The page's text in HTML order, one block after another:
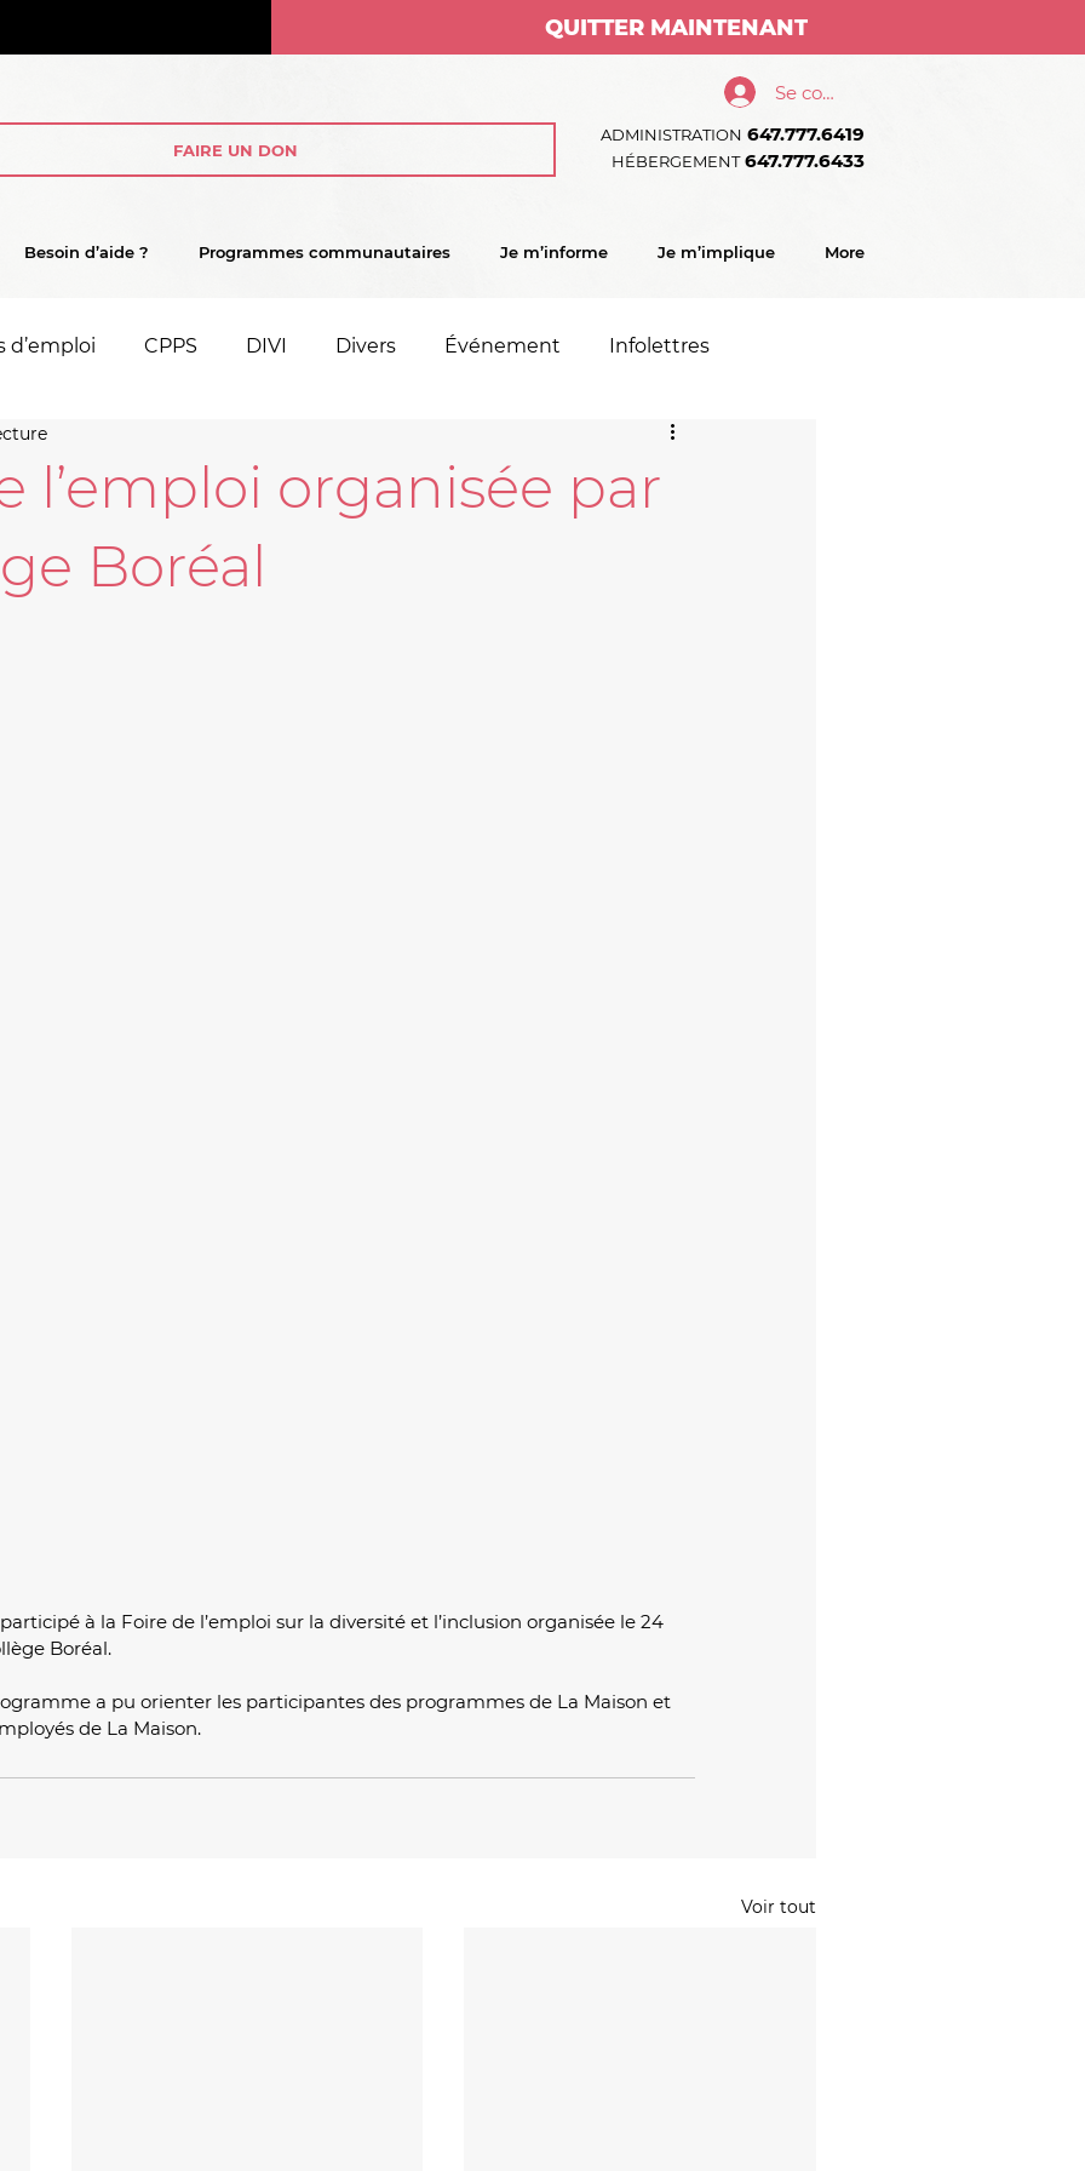
QUITTER MAINTENANT
FAIRE UN DON
ADMINISTRATION 647.777.6419
HÉBERGEMENT 647.777.6433
Besoin d’aide ? Programmes communautaires Je m’informe Je m’implique More
Se connecter
d’emploi CPPS DIVI Divers Événement Infolettres
l’emploi organisée par
Boréal
à la Foire de l’emploi sur la diversité et l’inclusion organisée le 24
Boréal.
a pu orienter les participantes des programmes de La Maison et
de La Maison.
Voir tout